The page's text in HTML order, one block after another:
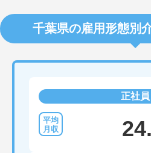
千葉県の雇用形態別
正社員